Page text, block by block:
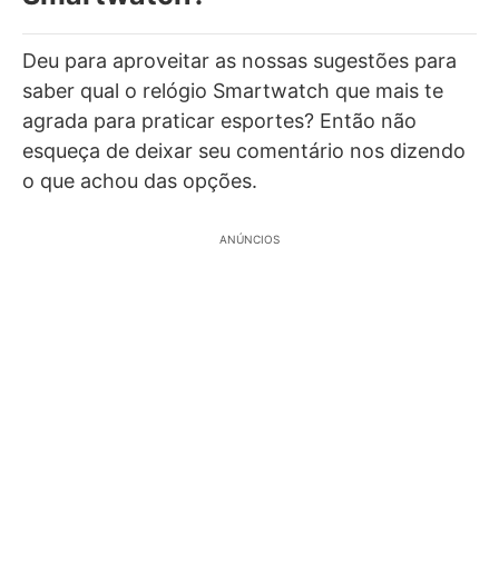
Deu para aproveitar as nossas sugestões para
saber qual o relógio Smartwatch que mais te
agrada para praticar esportes? Então não
esqueça de deixar seu comentário nos dizendo
o que achou das opções.
ANÚNCIOS